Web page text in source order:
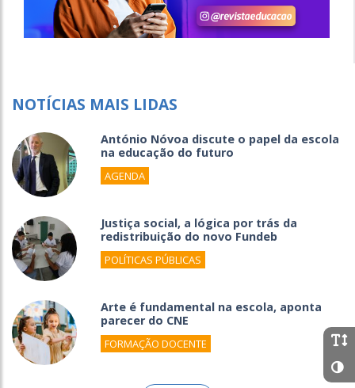
NOTÍCIAS MAIS LIDAS
António Nóvoa discute o papel da escola
na educação do futuro
AGENDA
Justiça social, a lógica por trás da
redistribuição do novo Fundeb
POLÍTICAS PÚBLICAS
Arte é fundamental na escola, aponta
parecer do CNE
FORMAÇÃO DOCENTE